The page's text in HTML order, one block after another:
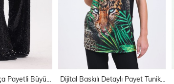
Lastikli Geniş Paça Payetli Büyük Beden Abiye Pantolon | PNT34693 Dijital Baskılı Detaylı Payet Tunik | Blz34628